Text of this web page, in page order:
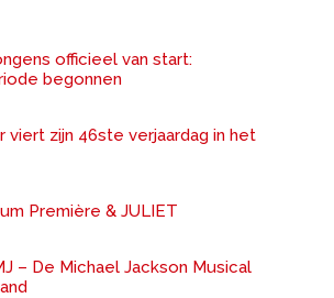
officieel van start:
begonnen
viert zijn 46ste verjaardag in het
Première & JULIET
– De Michael Jackson Musical